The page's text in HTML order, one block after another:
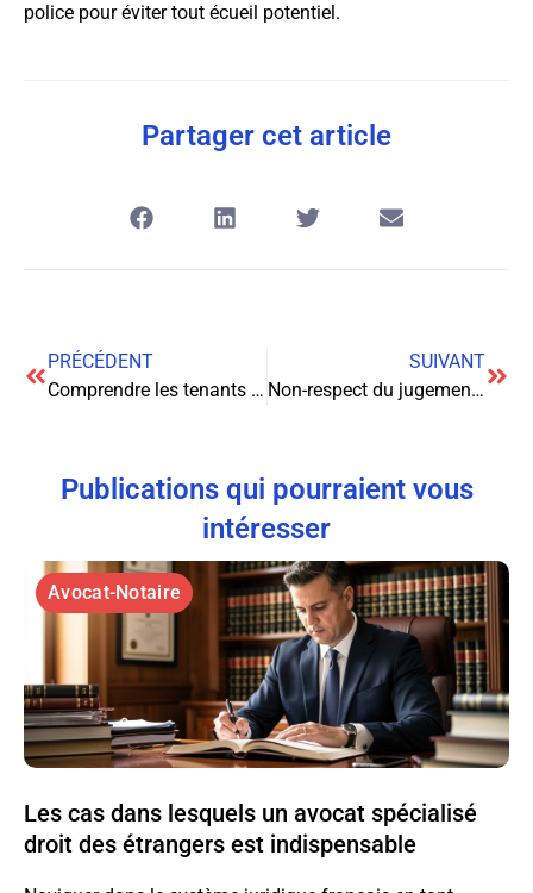
police pour éviter tout écueil potentiel.
Partager cet article
PRÉCÉDENT
Comprendre les tenants et aboutissants du contrat d’achat immobilier
SUIVANT
Non-respect du jugement rendu par le Juge aux Affaires Familiales : Quels recours juridiques ?
Publications qui pourraient vous
intéresser
Avocat-Notaire
Les cas dans lesquels un avocat spécialisé
droit des étrangers est indispensable